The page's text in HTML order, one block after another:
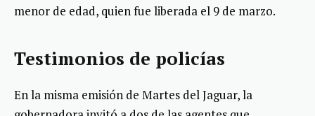
menor de edad, quien fue liberada el 9 de marzo.
Testimonios de policías
En la misma emisión de Martes del Jaguar, la